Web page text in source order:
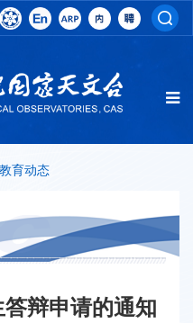
教育动态
辩申请的通知